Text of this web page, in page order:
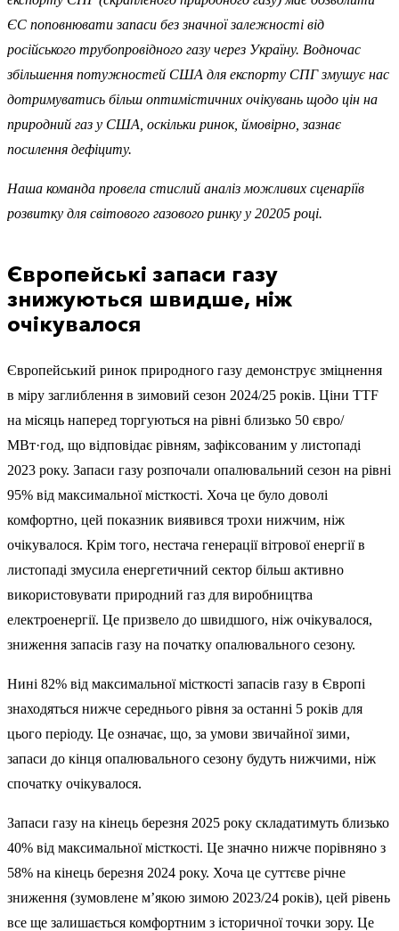
ЄС поповнювати запаси без значної залежності від
російського трубопровідного газу через Україну. Водночас
збільшення потужностей США для експорту СПГ змушує нас
дотримуватись більш оптимістичних очікувань щодо цін на
природний газ у США, оскільки ринок, ймовірно, зазнає
посилення дефіциту.
Наша команда провела стислий аналіз можливих сценаріїв
розвитку для світового газового ринку у 20205 році.
Європейські запаси газу
знижуються швидше, ніж
очікувалося
Європейський ринок природного газу демонструє зміцнення
в міру заглиблення в зимовий сезон 2024/25 років. Ціни TTF
на місяць наперед торгуються на рівні близько 50 євро/
МВт·год, що відповідає рівням, зафіксованим у листопаді
2023 року. Запаси газу розпочали опалювальний сезон на рівні
95% від максимальної місткості. Хоча це було доволі
комфортно, цей показник виявився трохи нижчим, ніж
очікувалося. Крім того, нестача генерації вітрової енергії в
листопаді змусила енергетичний сектор більш активно
використовувати природний газ для виробництва
електроенергії. Це призвело до швидшого, ніж очікувалося,
зниження запасів газу на початку опалювального сезону.
Нині 82% від максимальної місткості запасів газу в Європі
знаходяться нижче середнього рівня за останні 5 років для
цього періоду. Це означає, що, за умови звичайної зими,
запаси до кінця опалювального сезону будуть нижчими, ніж
спочатку очікувалося.
Запаси газу на кінець березня 2025 року складатимуть близько
40% від максимальної місткості. Це значно нижче порівняно з
58% на кінець березня 2024 року. Хоча це суттєве річне
зниження (зумовлене м’якою зимою 2023/24 років), цей рівень
все ще залишається комфортним з історичної точки зору. Це